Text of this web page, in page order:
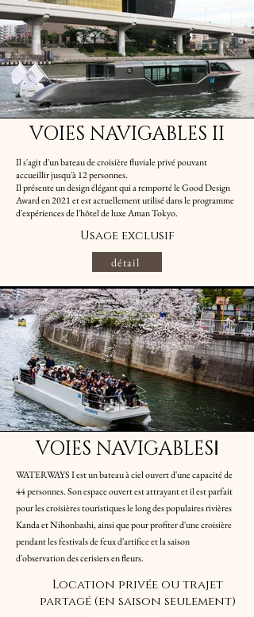
VOIES NAVIGABLES II
Il s'agit d'un bateau de croisière fluviale privé pouvant
accueillir jusqu'à 12 personnes.
Il présente un design élégant qui a remporté le Good Design
Award en 2021 et est actuellement utilisé dans le programme
d'expériences de l'hôtel de luxe Aman Tokyo.
Usage exclusif
détail
VOIES NAVIGABLESⅠ
WATERWAYS I est un bateau à ciel ouvert d'une capacité de
44 personnes. Son espace ouvert est attrayant et il est parfait
pour les croisières touristiques le long des populaires rivières
Kanda et Nihonbashi, ainsi que pour profiter d'une croisière
pendant les festivals de feux d'artifice et la saison
d'observation des cerisiers en fleurs.
Location privée ou trajet
partagé (en saison seulement)